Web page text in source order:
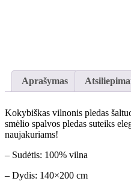
Aprašymas
Kokybiškas vilnonis pledas
smėlio spalvos pledas suteiks
naujakuriams!
– Sudėtis: 100% vilna
– Dydis: 140×200 cm